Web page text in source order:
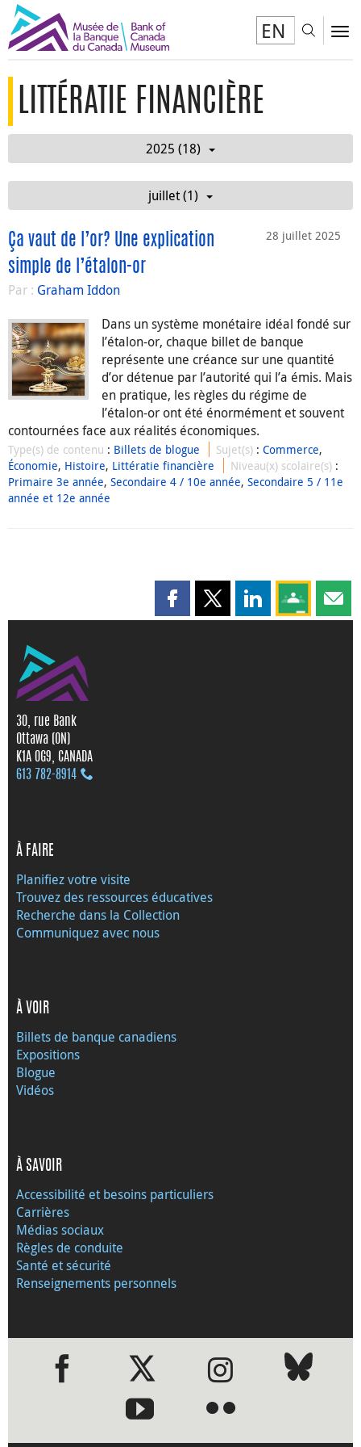
EN
LITTÉRATIE FINANCIÈRE
2025 (18)
juillet (1)
28 juillet 2025
Ça vaut de l’or? Une explication
simple de l’étalon-or
Par : Graham Iddon
Dans un système monétaire idéal fondé sur
l’étalon-or, chaque billet de banque
représente une créance sur une quantité
d’or détenue par l’autorité qui l’a émis. Mais
en pratique, les règles du régime de
l’étalon-or ont été énormément et souvent
contournées face aux réalités économiques.
Type(s) de contenu : Billets de blogue Sujet(s) :Commerce,
Économie, Histoire, Littératie financière Niveau(x) scolaire(s) :
Primaire 3e année, Secondaire 4 / 10e année, Secondaire 5 / 11e
année et 12e année
Partager cette page sur
Partager cette page sur X
Partager cette
Partagez
30, rue Bank
Ottawa (ON)
K1A 0G9, CANADA
613 782‑8914
À FAIRE
Planifiez votre visite
Trouvez des ressources éducatives
Recherche dans la Collection
Communiquez avec nous
À VOIR
Billets de banque canadiens
Expositions
Blogue
Vidéos
À SAVOIR
Accessibilité et besoins particuliers
Carrières
Médias sociaux
Règles de conduite
Santé et sécurité
Renseignements personnels
●●